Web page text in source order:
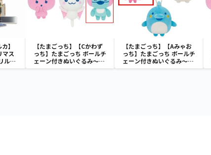
】
マス
ルス
【たまごっち】【Cかわず
っち】たまごっち ボールチ
ェーン付きぬいぐるみ～
Tamagotchi Paradise～
【たまごっち】【Aみゃお
っち】たまごっち ボールチ
ェーン付きぬいぐるみ～
Tamagotchi Paradise～